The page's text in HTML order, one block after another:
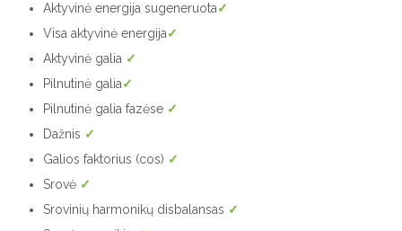
Aktyvinė energija sugeneruota✓
Visa aktyvinė energija✓
Aktyvinė galia ✓
Pilnutinė galia✓
Pilnutinė galia fazėse ✓
Dažnis ✓
Galios faktorius (cos) ✓
Srovė ✓
Srovinių harmonikų disbalansas ✓